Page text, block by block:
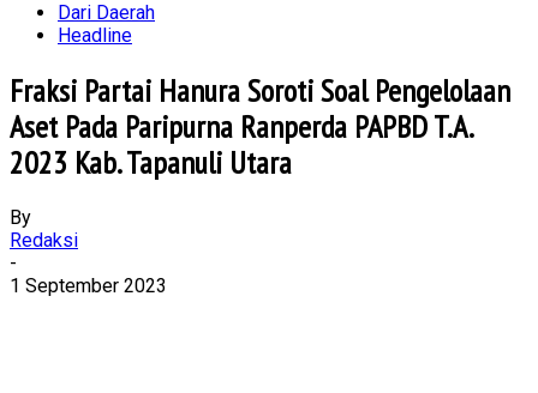
Dari Daerah
Headline
Fraksi Partai Hanura Soroti Soal Pengelolaan
Aset Pada Paripurna Ranperda PAPBD T.A.
2023 Kab. Tapanuli Utara
By
Redaksi
-
1 September 2023